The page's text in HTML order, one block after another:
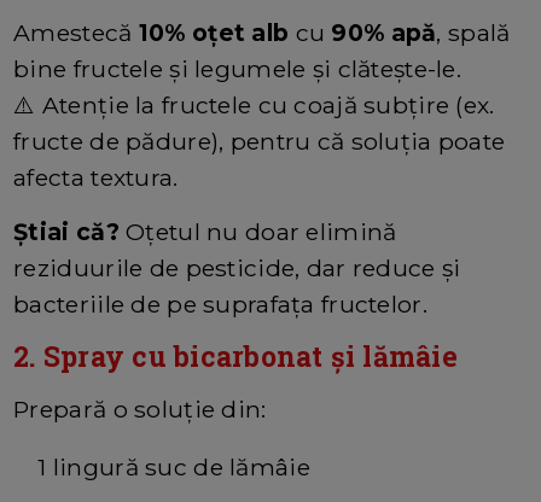
Amestecă 10% oțet alb cu 90% apă, spală
bine fructele și legumele și clătește-le.
⚠️ Atenție la fructele cu coajă subțire (ex.
fructe de pădure), pentru că soluția poate
afecta textura.
Știai că? Oțetul nu doar elimină
reziduurile de pesticide, dar reduce și
bacteriile de pe suprafața fructelor.
2. Spray cu bicarbonat și lămâie
Prepară o soluție din:
1 lingură suc de lămâie